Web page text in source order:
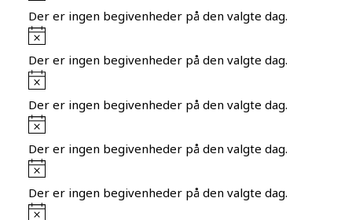
Der er ingen begivenheder på den valgte dag.
Notice
Der er ingen begivenheder på den valgte dag.
Notice
Der er ingen begivenheder på den valgte dag.
Notice
Der er ingen begivenheder på den valgte dag.
Notice
Der er ingen begivenheder på den valgte dag.
Notice